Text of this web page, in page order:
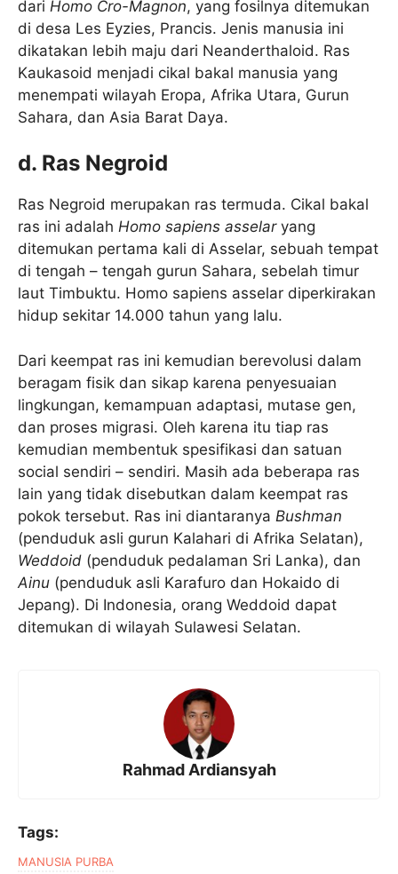
dari Homo Cro-Magnon, yang fosilnya ditemukan
di desa Les Eyzies, Prancis. Jenis manusia ini
dikatakan lebih maju dari Neanderthaloid. Ras
Kaukasoid menjadi cikal bakal manusia yang
menempati wilayah Eropa, Afrika Utara, Gurun
Sahara, dan Asia Barat Daya.
d. Ras Negroid
Ras Negroid merupakan ras termuda. Cikal bakal
ras ini adalah Homo sapiens asselaryang
ditemukan pertama kali di Asselar, sebuah tempat
di tengah – tengah gurun Sahara, sebelah timur
laut Timbuktu. Homo sapiens asselar diperkirakan
hidup sekitar 14.000 tahun yang lalu.
Dari keempat ras ini kemudian berevolusi dalam
beragam fisik dan sikap karena penyesuaian
lingkungan, kemampuan adaptasi, mutase gen,
dan proses migrasi. Oleh karena itu tiap ras
kemudian membentuk spesifikasi dan satuan
social sendiri – sendiri. Masih ada beberapa ras
lain yang tidak disebutkan dalam keempat ras
pokok tersebut. Ras ini diantaranya Bushman
(penduduk asli gurun Kalahari di Afrika Selatan),
Weddoid (penduduk pedalaman Sri Lanka), dan
Ainu (penduduk asli Karafuro dan Hokaido di
Jepang). Di Indonesia, orang Weddoid dapat
ditemukan di wilayah Sulawesi Selatan.
Rahmad Ardiansyah
Tags:
MANUSIA PURBA